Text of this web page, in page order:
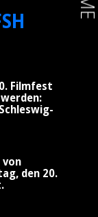
Filmfest
den 20.